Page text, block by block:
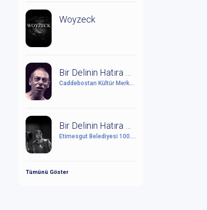
Woyzeck
Caddebostan Kültür Merkezi
Etimesgut Belediyesi 100. Yıl Cumhuriyet Kültür Sanat Merkezi
Tümünü Göster